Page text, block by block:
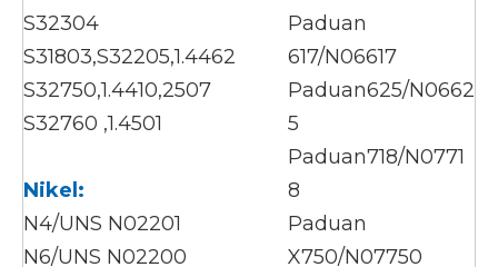
S32304
S31803,S32205,1.4462
S32750,1.4410,2507
S32760 ,1.4501
Nikel:
N4/UNS N02201
N6/UNS N02200
Paduan
617/N06617
Paduan625/N0662
5
Paduan718/N0771
8
Paduan
X750/N07750